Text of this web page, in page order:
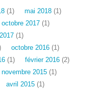
(1) mai 2018 (1)
octobre 2017 (1)
(1)
octobre 2016 (1)
(1) février 2016 (2)
novembre 2015 (1)
avril 2015 (1)